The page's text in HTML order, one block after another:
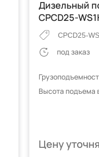
Дизельный
CPCD25-
CPCD25-
под заказ
Высота подъема
Цену